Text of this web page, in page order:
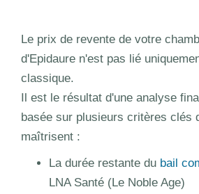
Le prix de revente de votre
d'Epidaure n'est pas lié
classique.
Il est le résultat d'une analyse
basée sur plusieurs critères clés
maîtrisent :
La durée restante du bail
LNA Santé (Le Noble Age)